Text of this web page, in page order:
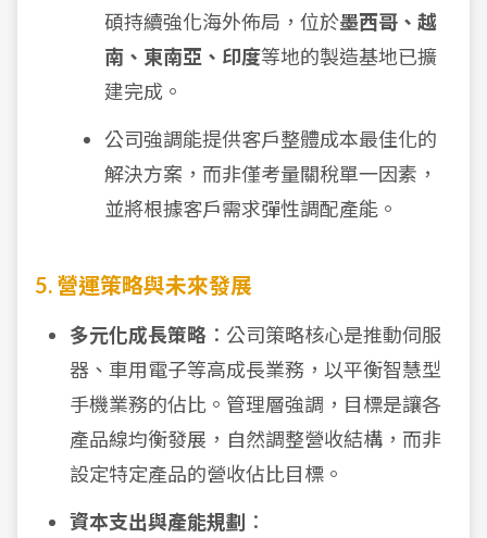
碩持續強化海外佈局，位於墨西哥、越
南、東南亞、印度等地的製造基地已擴
建完成。
公司強調能提供客戶整體成本最佳化的
解決方案，而非僅考量關稅單一因素，
並將根據客戶需求彈性調配產能。
5. 營運策略與未來發展
多元化成長策略 ：公司策略核心是推動伺服
器、車用電子等高成長業務，以平衡智慧型
手機業務的佔比。管理層強調，目標是讓各
產品線均衡發展，自然調整營收結構，而非
設定特定產品的營收佔比目標。
資本支出與產能規劃 ：